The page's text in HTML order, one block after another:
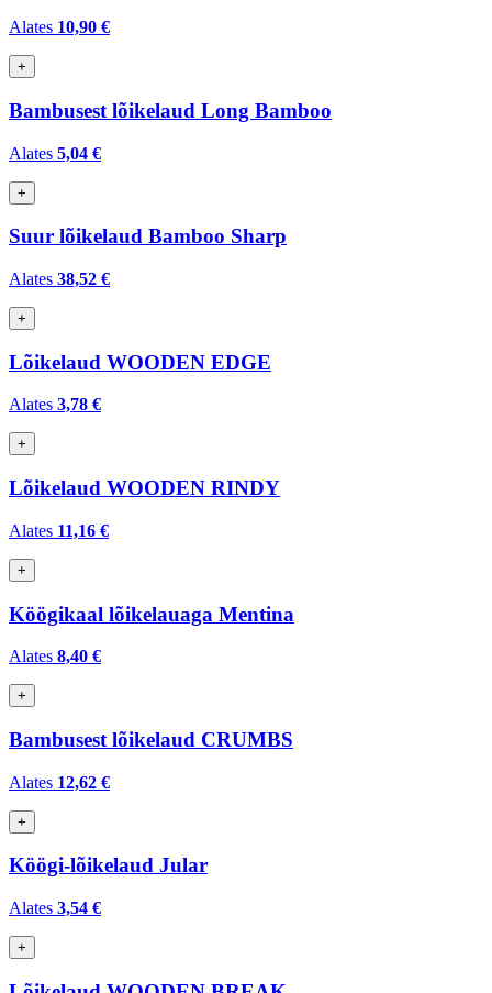
Alates 10,90 €
+
Bambusest lõikelaud Long Bamboo
Alates 5,04 €
+
Suur lõikelaud Bamboo Sharp
Alates 38,52 €
+
Lõikelaud WOODEN EDGE
Alates 3,78 €
+
Lõikelaud WOODEN RINDY
Alates 11,16 €
+
Köögikaal lõikelauaga Mentina
Alates 8,40 €
+
Bambusest lõikelaud CRUMBS
Alates 12,62 €
+
Köögi-lõikelaud Jular
Alates 3,54 €
+